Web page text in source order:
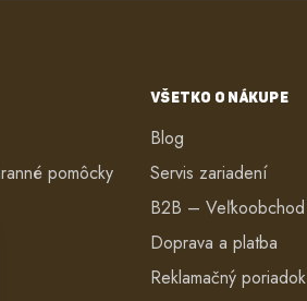
pomôcky
VŠETKO O NÁKUPE
Blog
Servis zariadení
B2B – Veľkoobchod
Doprava a platba
Reklamačný poriadok